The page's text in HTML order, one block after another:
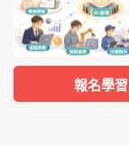
報名學習